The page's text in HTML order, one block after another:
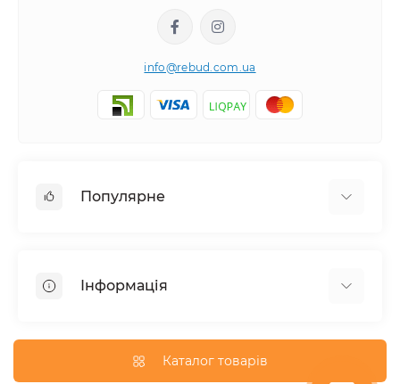
info@rebud.com.ua
Популярне
Гіпсокартонні системи
Паркани та огорожі
Інформація
Каталог товарів